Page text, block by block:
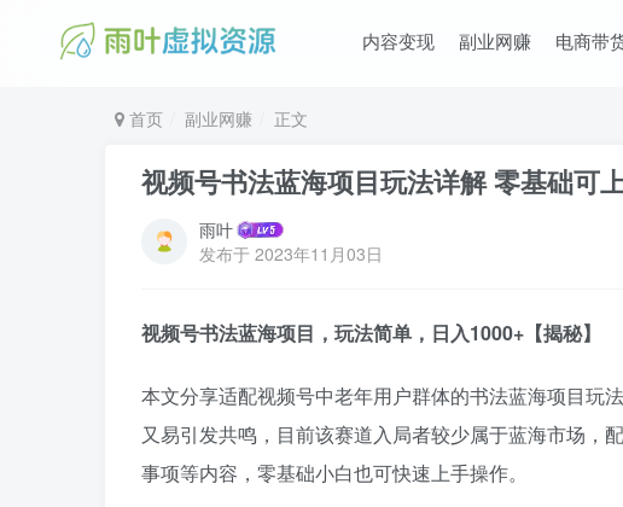
内容变现 副业网赚 电商带
首页 副业网赚 正文
视频号书法蓝海项目玩法详解 零基础可
雨叶
发布于 2023年11月03日
视频号书法蓝海项目，玩法简单，日入1000+【揭秘】
本文分享适配视频号中老年用户群体的书法蓝海项目玩
又易引发共鸣，目前该赛道入局者较少属于蓝海市场，
事项等内容，零基础小白也可快速上手操作。